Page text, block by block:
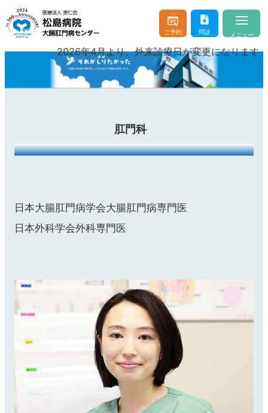
ご予約 問診 メニュー
当院について About
おなかやおしりの病気 Buttocks and Stomach
はじめての方へ For beginner client
中文网站
English
2026年4月より、外来診療日が変更になります
肛門科
日本大腸肛門病学会大腸肛門病専門医
日本外科学会外科専門医